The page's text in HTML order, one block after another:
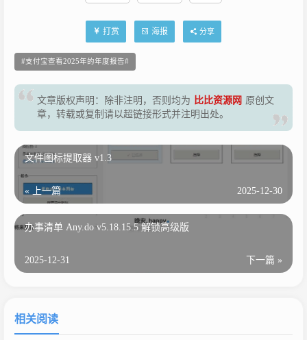
打赏 海报 分享
支付宝查看2025年的年度报告
文章版权声明：除非注明，否则均为 比比资源网 原创文
章，转载或复制请以超链接形式并注明出处。
文件图标提取器 v1.3
« 上一篇 2025-12-30
办事清单 Any.do v5.18.15.5 解锁高级版
下一篇 »
2025-12-31
相关阅读